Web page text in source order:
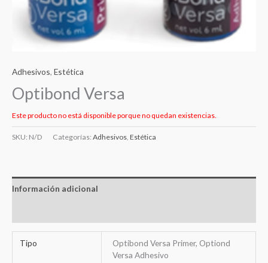
Adhesivos, Estética
Optibond Versa
Este producto no está disponible porque no quedan existencias.
SKU: N/D Categorías: Adhesivos, Estética
Información adicional
Tipo
Optibond Versa Primer, Optiond
Versa Adhesivo